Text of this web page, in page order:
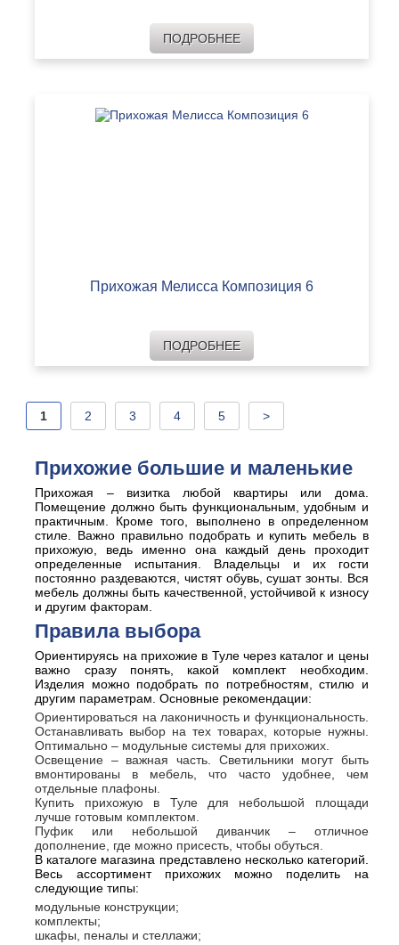
ПОДРОБНЕЕ
Прихожая Мелисса Композиция 6
ПОДРОБНЕЕ
1 2 3 4 5 >
Прихожие большие и маленькие
Прихожая – визитка любой квартиры или дома.
Помещение должно быть функциональным, удобным и
практичным. Кроме того, выполнено в определенном
стиле. Важно правильно подобрать и купить мебель в
прихожую, ведь именно она каждый день проходит
определенные испытания. Владельцы и их гости
постоянно раздеваются, чистят обувь, сушат зонты. Вся
мебель должны быть качественной, устойчивой к износу
и другим факторам.
Правила выбора
Ориентируясь на прихожие в Туле через каталог и цены
важно сразу понять, какой комплект необходим.
Изделия можно подобрать по потребностям, стилю и
другим параметрам. Основные рекомендации:
Ориентироваться на лаконичность и функциональность.
Останавливать выбор на тех товарах, которые нужны.
Оптимально – модульные системы для прихожих.
Освещение – важная часть. Светильники могут быть
вмонтированы в мебель, что часто удобнее, чем
отдельные плафоны.
Купить прихожую в Туле для небольшой площади
лучше готовым комплектом.
Пуфик или небольшой диванчик – отличное
дополнение, где можно присесть, чтобы обуться.
В каталоге магазина представлено несколько категорий.
Весь ассортимент прихожих можно поделить на
следующие типы:
модульные конструкции;
комплекты;
шкафы, пеналы и стеллажи;